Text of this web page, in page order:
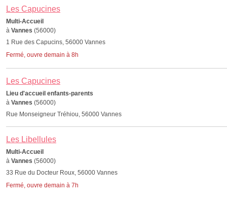
Les Capucines
Multi-Accueil
à Vannes (56000)
1 Rue des Capucins, 56000 Vannes
Fermé, ouvre demain à 8h
Les Capucines
Lieu d'accueil enfants-parents
à Vannes (56000)
Rue Monseigneur Tréhiou, 56000 Vannes
Les Libellules
Multi-Accueil
à Vannes (56000)
33 Rue du Docteur Roux, 56000 Vannes
Fermé, ouvre demain à 7h